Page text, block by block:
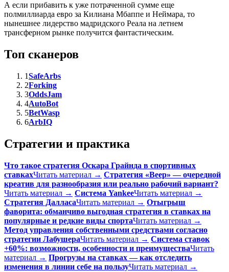
А если прибавить к уже потраченной сумме еще
полмиллиарда евро за Килиана Мбаппе и Неймара, то
нынешнее лидерство мадридского Реала на летнем
трансферном рынке получится фантастическим.
Топ сканеров
1SafeArbs
2Forking
3OddsJam
4AutoBot
5BetWasp
6ArbIQ
Стратегии и практика
Что такое стратегия Оскара Грайнда в спортивных
ставкахЧитать материал → Стратегия «Веер» — очередной
креатив для разнообразия или реально рабочий вариант?
Читать материал → Система YankeeЧитать материал →
Стратегия ДалласаЧитать материал → Отыгрыш
фаворита: обманчиво выгодная стратегия в ставках на
популярные и редкие виды спортаЧитать материал →
Метод управления собственными средствами согласно
стратегии ЛабушераЧитать материал → Система ставок
+60%: возможности, особенности и преимуществаЧитать
материал → Прогрузы на ставках — как отследить
изменения в линии себе на пользуЧитать материал →